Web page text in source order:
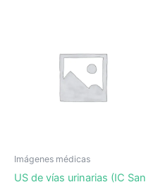
Imágenes médicas
US de vías urinarias (IC San